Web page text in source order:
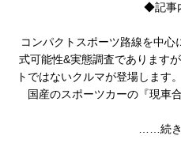
◆記事
コンパクトスポーツ路線を中
式可能性&実態調査であります
トではないクルマが登場します
国産のスポーツカーの『現車
……続